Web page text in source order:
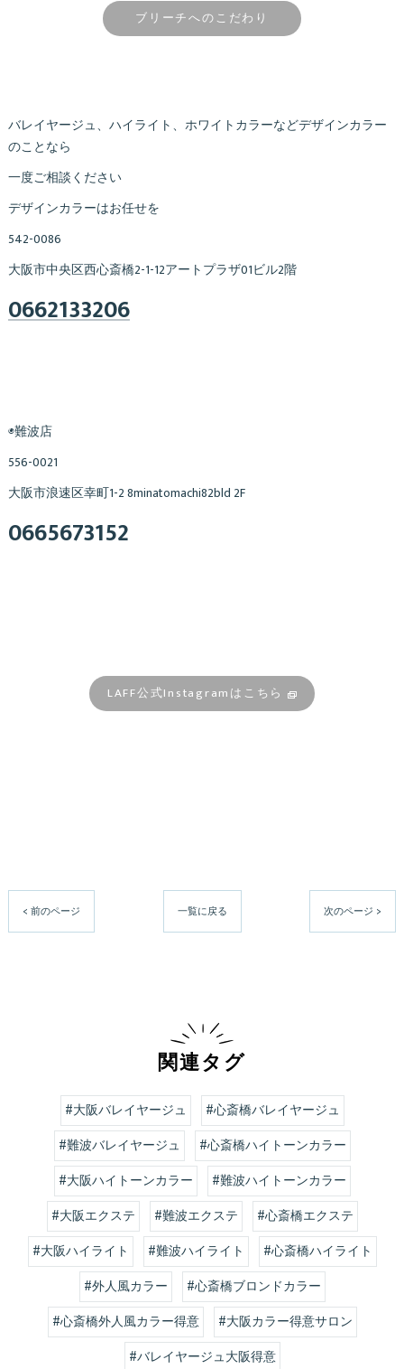
ブリーチへのこだわり
バレイヤージュ、ハイライト、ホワイトカラーなどデザインカラー
のことなら
一度ご相談ください
デザインカラーはお任せを
542-0086
大阪市中央区西心斎橋2-1-12アートプラザ01ビル2階
0662133206
◉難波店
556-0021
大阪市浪速区幸町1-2 8minatomachi82bld 2F
0665673152
LAFF公式Instagramはこちら
< 前のページ 一覧に戻る 次のページ >
関連タグ
#大阪バレイヤージュ
#心斎橋バレイヤージュ
#難波バレイヤージュ
#心斎橋ハイトーンカラー
#大阪ハイトーンカラー
#難波ハイトーンカラー
#大阪エクステ
#難波エクステ
#心斎橋エクステ
#大阪ハイライト
#難波ハイライト
#心斎橋ハイライト
#外人風カラー
#心斎橋ブロンドカラー
#心斎橋外人風カラー得意
#大阪カラー得意サロン
#バレイヤージュ大阪得意